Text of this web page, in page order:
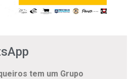
tem um Grupo